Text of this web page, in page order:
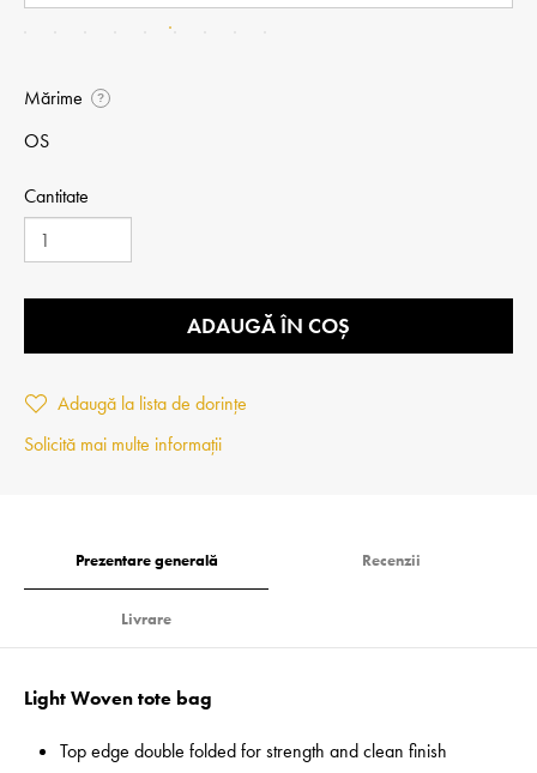
Mărime ?
OS
Cantitate
ADAUGĂ ÎN COȘ
Adaugă la lista de dorințe
Solicită mai multe informații
Prezentare generală Recenzii
Livrare
Light Woven tote bag
Top edge double folded for strength and clean finish